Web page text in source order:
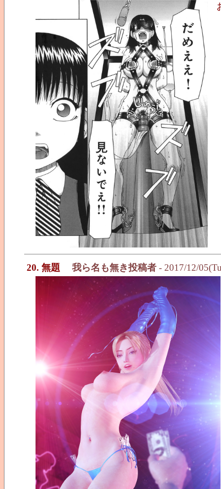
20. 無題 我ら名も無き投稿者 - 2017/12/